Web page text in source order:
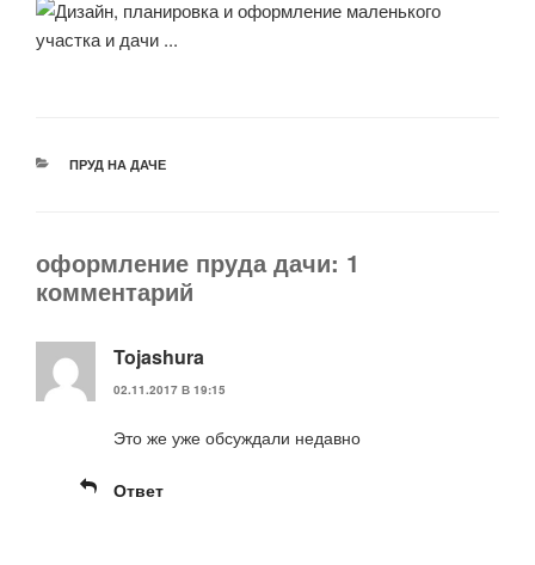
РУБРИКИ
ПРУД НА ДАЧЕ
оформление пруда дачи: 1
комментарий
Tojashura
02.11.2017 В 19:15
Это же уже обсуждали недавно
Ответ